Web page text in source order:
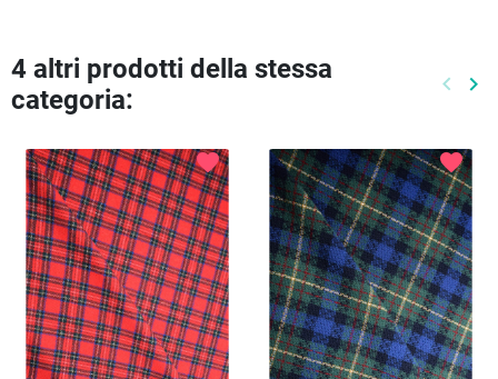
4 altri prodotti della stessa
categoria:
keyboard_arrow_left keyboard_arrow_right
favorite favorite